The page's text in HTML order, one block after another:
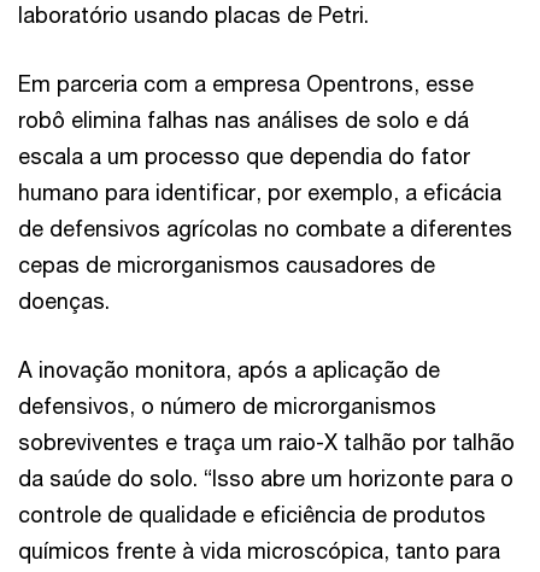
laboratório usando placas de Petri.
Em parceria com a empresa Opentrons, esse
robô elimina falhas nas análises de solo e dá
escala a um processo que dependia do fator
humano para identificar, por exemplo, a eficácia
de defensivos agrícolas no combate a diferentes
cepas de microrganismos causadores de
doenças.
A inovação monitora, após a aplicação de
defensivos, o número de microrganismos
sobreviventes e traça um raio-X talhão por talhão
da saúde do solo. “Isso abre um horizonte para o
controle de qualidade e eficiência de produtos
químicos frente à vida microscópica, tanto para